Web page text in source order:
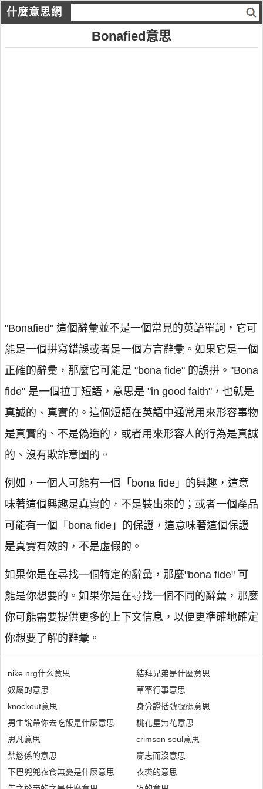
什麼意思網
Bonafied意思
"Bonafied" 這個辭彙並不是一個常見的英語單詞，它可
能是一個拼寫錯誤或者是一個方言辭彙。如果它是一個
正確的辭彙，那麼它可能是 "bona fide" 的誤拼。"Bona
fide" 是一個拉丁短語，意思是 "in good faith"，也就是
真誠的、真實的。這個短語在英語中通常用來形容事物
是真實的、不是偽造的，或者用來形容人的行為是真誠
的、沒有欺詐意圖的。
例如，一個人可能有一個「bona fide」的興趣，這意
味著這個興趣是真實的，不是裝出來的；或者一個產品
可能有一個「bona fide」的保證，這意味著這個保證
是真實有效的，不是虛假的。
如果你是在尋找一個特定的辭彙，那麼"bona fide" 可
能是你想要的。如果你是在尋找一個不同的辭彙，那麼
你可能需要提供更多的上下文信息，以便更準確地確定
你想要了解的辭彙。
nike nrg什么意思
奴屬的意思
knockout意思
男生說帶你去吃飯是什麼意思
思凡意思
禁慾係的意思
下巴兜兜衣食無憂是什麼意思
結拜兄弟是什麼意思
草率行事意思
身分證括號號碼意思
桃花星無花意思
crimson soul意思
齎志而沒意思
衣裘的意思